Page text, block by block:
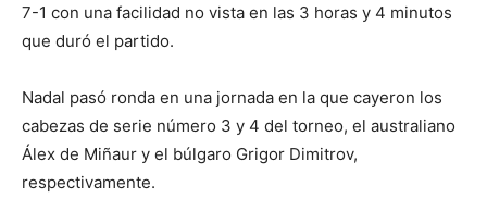
7-1 con una facilidad no vista en las 3 horas y 4 minutos
que duró el partido.
Nadal pasó ronda en una jornada en la que cayeron los
cabezas de serie número 3 y 4 del torneo, el australiano
Álex de Miñaur y el búlgaro Grigor Dimitrov,
respectivamente.